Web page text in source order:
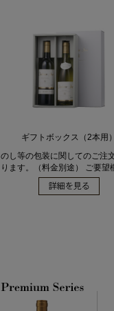
ギフトボックス（2本用）
のし等の包装に関してのご注
ります。（料金別途） ご要望